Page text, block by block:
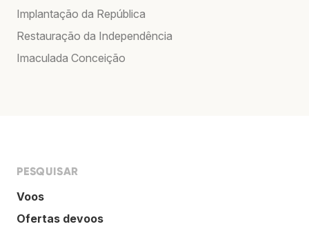
Implantação da República
Restauração da Independência
Imaculada Conceição
PESQUISAR
Voos
Ofertas devoos